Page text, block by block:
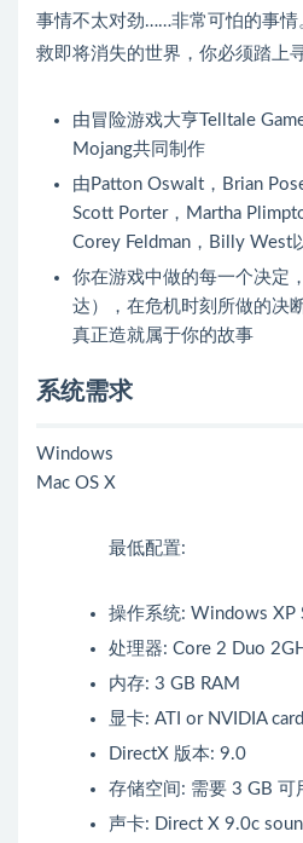
事情不太对劲……非常可怕的事情
救即将消失的世界，你必须踏上
由冒险游戏大亨Telltale
Mojang共同制作
由Patton Oswalt，Brian
Scott Porter，Martha
Corey Feldman，Billy West
你在游戏中做的每一个决定
达），在危机时刻所做的决
真正造就属于你的故事
系统需求
Windows
Mac OS X
最低配置:
操作系统: Windows XP
处理器: Core 2 Duo
内存: 3 GB RAM
显卡: ATI or NVIDIA
DirectX 版本: 9.0
存储空间: 需要 3 GB 可
声卡: Direct X 9.0c